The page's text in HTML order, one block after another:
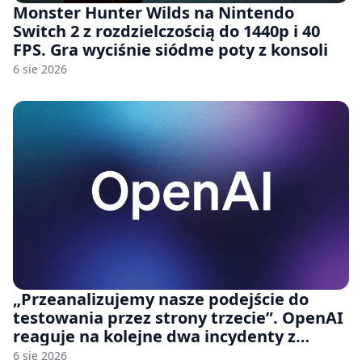
Monster Hunter Wilds na Nintendo
Switch 2 z rozdzielczością do 1440p i 40
FPS. Gra wyciśnie siódme poty z konsoli
6 sie 2026
„Przeanalizujemy nasze podejście do
testowania przez strony trzecie”. OpenAI
reaguje na kolejne dwa incydenty z
udziałem autorskich modeli
6 sie 2026